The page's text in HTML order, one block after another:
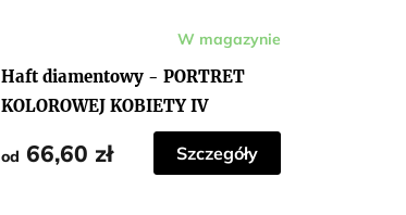
Haft diamentowy - PORTRET
KOLOROWEJ KOBIETY IV
W magazynie
od 66,60 zł Szczegóły